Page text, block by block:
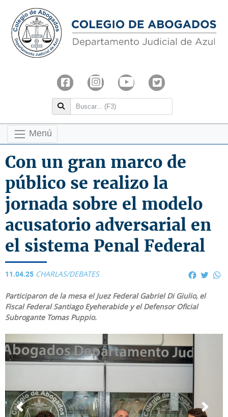
Menú
Con un gran marco de
público se realizo la
jornada sobre el modelo
acusatorio adversarial en
el sistema Penal Federal
11.04.25 CHARLAS/DEBATES
Participaron de la mesa el Juez Federal Gabriel Di Giulio, el
Fiscal Federal Santiago Eyeherabide y el Defensor Oficial
Subrogante Tomas Puppio.
Anterior